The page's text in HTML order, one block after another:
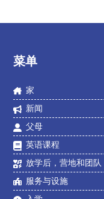
菜单
家
新闻
父母
英语课程
放学后，营地和团队
服务与设施